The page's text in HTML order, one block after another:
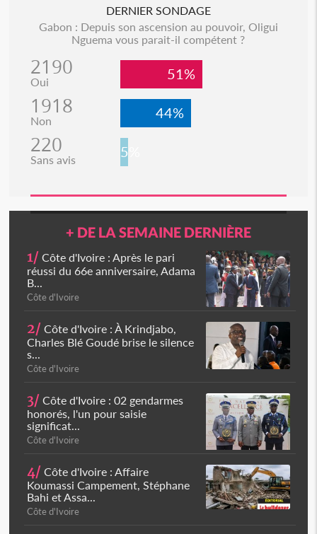
DERNIER SONDAGE
Gabon : Depuis son ascension au pouvoir, Oligui
Nguema vous parait-il compétent ?
2190
Oui 51%
1918
Non 44%
220
Sans avis 5%
+ DE LA SEMAINE DERNIÈRE
1/ Côte d'Ivoire : Après le pari
réussi du 66e anniversaire, Adama
B...
Côte d'Ivoire
2/ Côte d'Ivoire : À Krindjabo,
Charles Blé Goudé brise le silence
s...
Côte d'Ivoire
3/ Côte d'Ivoire : 02 gendarmes
honorés, l'un pour saisie
significat...
Côte d'Ivoire
4/ Côte d'Ivoire : Affaire
Koumassi Campement, Stéphane
Bahi et Assa...
Côte d'Ivoire